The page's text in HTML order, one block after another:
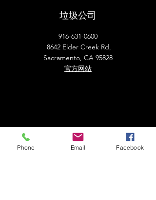
​垃圾公司
916-631-0600
8642 Elder Creek Rd,
Sacramento, CA 95828
​官方网站
​自来水公司
Phone Email Facebook